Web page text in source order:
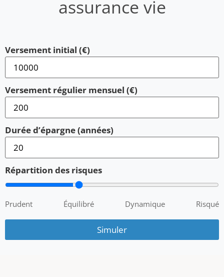
assurance vie
Versement initial (€)
Versement régulier mensuel (€)
Durée d’épargne (années)
Répartition des risques
Prudent Équilibré Dynamique Risqué
Simuler